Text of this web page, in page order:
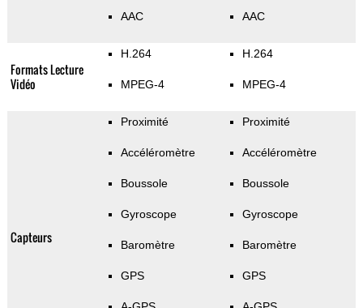
AAC AAC
Formats Lecture
Vidéo
H.264
MPEG-4
H.264
MPEG-4
Capteurs
Proximité
Accéléromètre
Boussole
Gyroscope
Baromètre
GPS
Proximité
Accéléromètre
Boussole
Gyroscope
Baromètre
GPS